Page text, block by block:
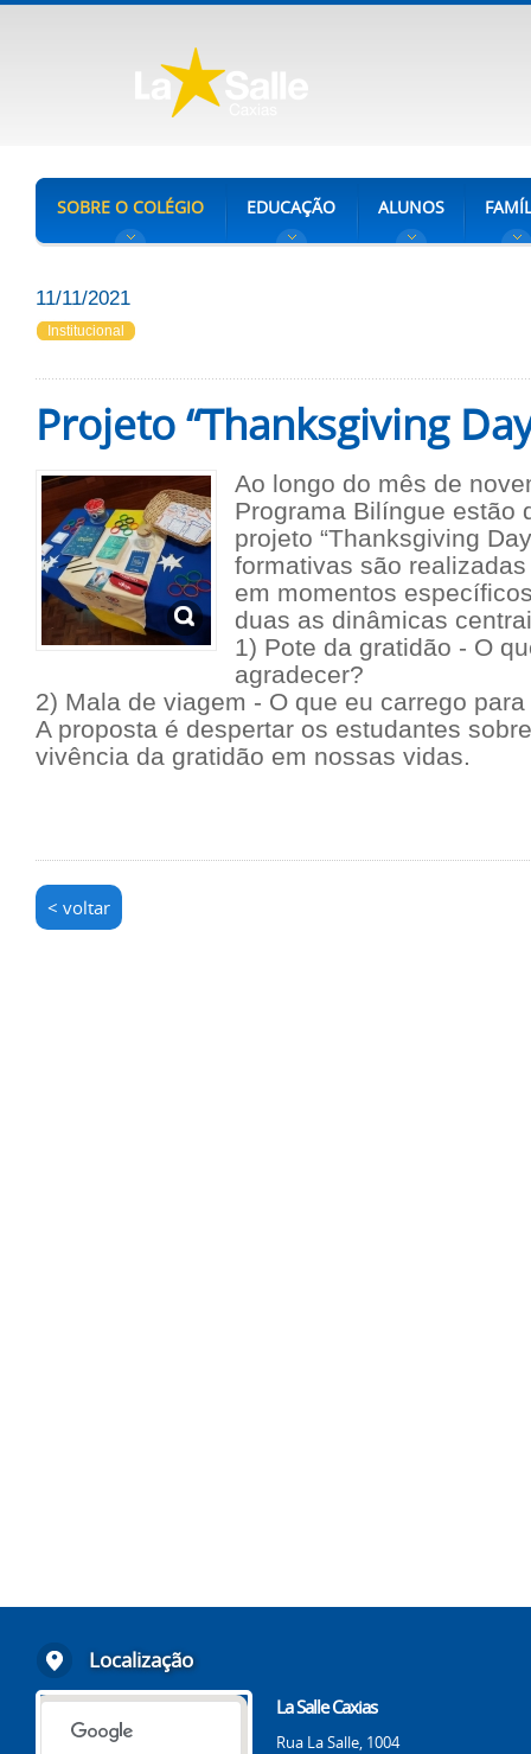
SOBRE O COLÉGIO EDUCAÇÃO ALUNOS
11/11/2021
Institucional
Projeto “Thanksgiving
Ao longo do mês de
Programa Bilíngue estão
projeto “Thanksgiving
formativas são
em momentos
duas as dinâmicas
1) Pote da gratidão - O
agradecer?
2) Mala de viagem - O que eu carrego
A proposta é despertar os estudantes
vivência da gratidão em nossas vidas.
< voltar
Localização
La Salle Caxias
Rua La Salle, 1004